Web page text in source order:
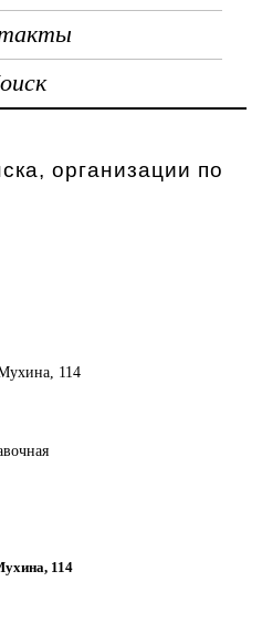
организации по
114
114